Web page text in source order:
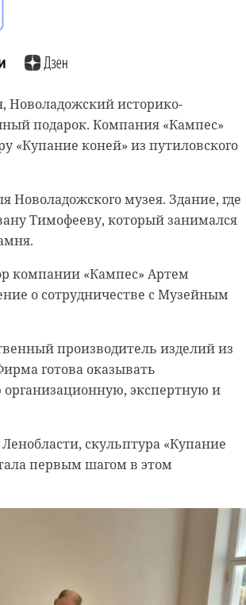
Новоладожский историко-
подарок. Компания «Кампес»
«Купание коней» из путиловского
Новоладожского музея. Здание, где
Тимофееву, который занимался
компании «Кампес» Артем
о сотрудничестве с Музейным
производитель изделий из
готова оказывать
экспертную и
скульптура «Купание
первым шагом в этом
обнаружили нарушения
отходы, строительный
и старая мебель.
составил около 42,3
собственнику земельных
взял устранение нарушений на
выполнила работы по
в понедельник, 18 мая, в пресс-
мусор вывезли,
были очищены и приведены в